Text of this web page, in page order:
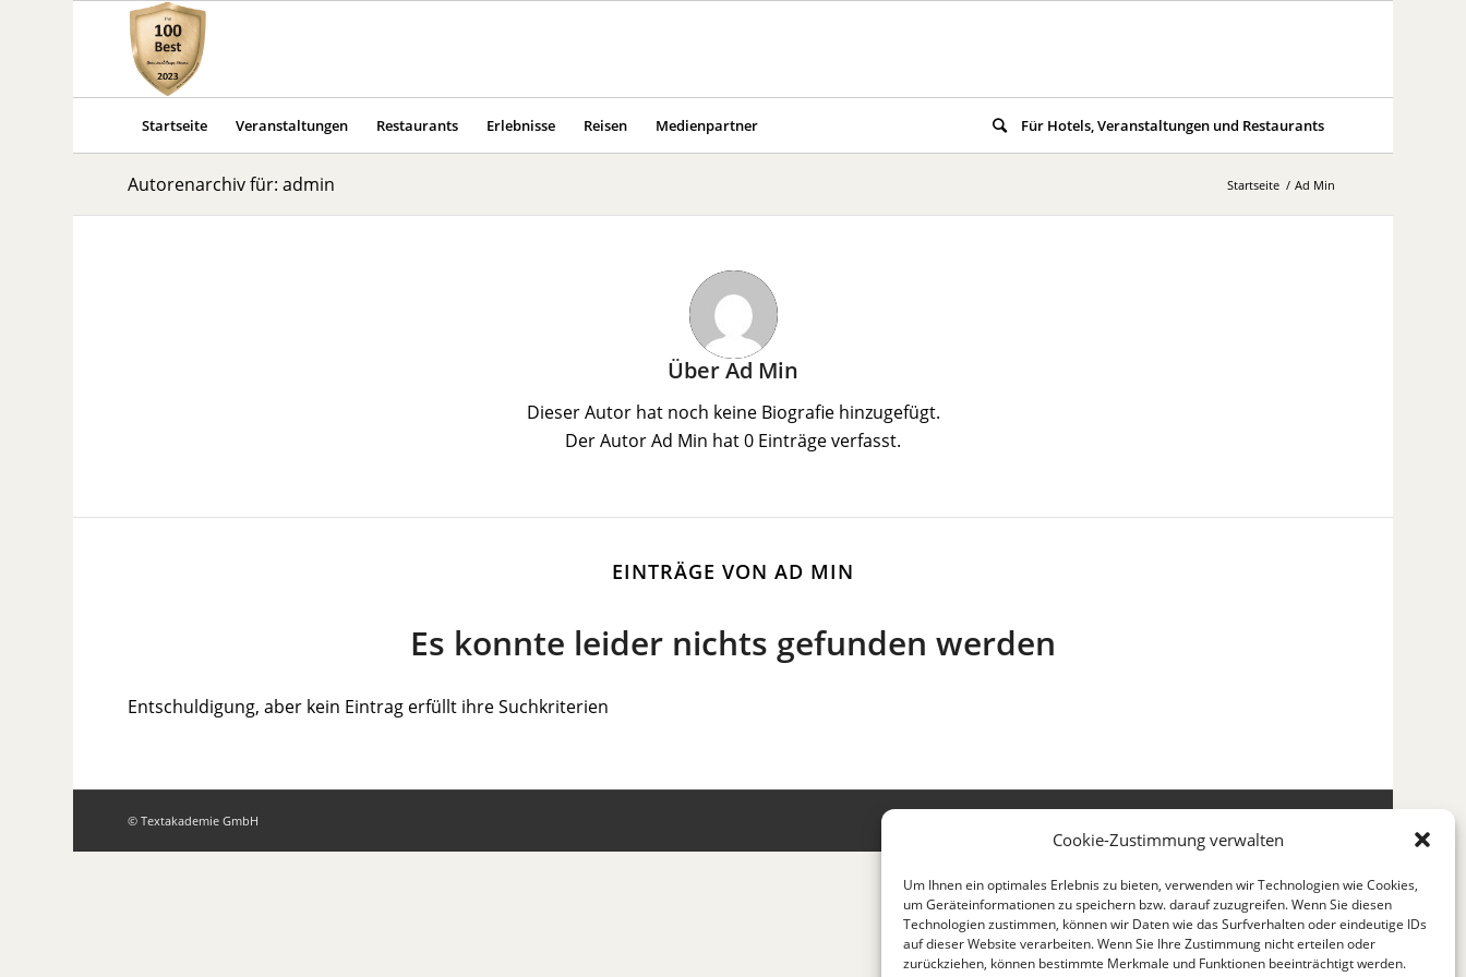
Cookie-Zustimmung verwalten
Um Ihnen ein optimales Erlebnis zu bieten, verwenden wir Technologien wie Cookies,
um Geräteinformationen zu speichern bzw. darauf zuzugreifen. Wenn Sie diesen
Technologien zustimmen, können wir Daten wie das Surfverhalten oder eindeutige IDs
auf dieser Website verarbeiten. Wenn Sie Ihre Zustimmung nicht erteilen oder
zurückziehen, können bestimmte Merkmale und Funktionen beeinträchtigt werden.
Startseite Veranstaltungen Restaurants Erlebnisse Reisen Medienpartner Für Hotels, Veranstaltungen und Restaurants
Autorenarchiv für: admin Startseite / Ad Min
ÜberAd Min
Dieser Autor hat noch keine Biografie hinzugefügt.
Der AutorAd Min hat 0 Einträge verfasst.
EINTRÄGE VON AD MIN
Es konnte leider nichts gefunden werden
Entschuldigung, aber kein Eintrag erfüllt ihre Suchkriterien
© Textakademie GmbH